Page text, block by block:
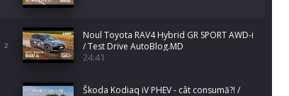
2
Noul Toyota RAV4 Hybrid GR SPORT AWD-i
/ Test Drive AutoBlog.MD
24:41
Škoda Kodiaq iV PHEV - cât consumă?! /